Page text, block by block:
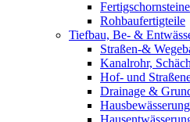
Fertigschornsteine
Rohbaufertigteile
Tiefbau, Be- &
Straßen-&
Kanalrohr,
Hof- und
Drainage &
Hausbewässerung